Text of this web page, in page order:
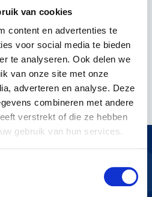
van cookies
content en advertenties te
voor social media te bieden
te analyseren. Ook delen we
van onze site met onze
adverteren en analyse. Deze
combineren met andere
verstrekt of die ze hebben
gebruik van hun services.
VOOR
Sorteer